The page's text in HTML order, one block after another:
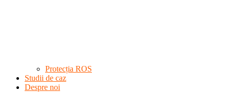
Protecția ROS
Studii de caz
Despre noi